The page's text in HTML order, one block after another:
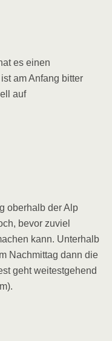
es einen
am Anfang bitter
auf
oberhalb der Alp
bevor zuviel
kann. Unterhalb
Nachmittag dann die
geht weitestgehend